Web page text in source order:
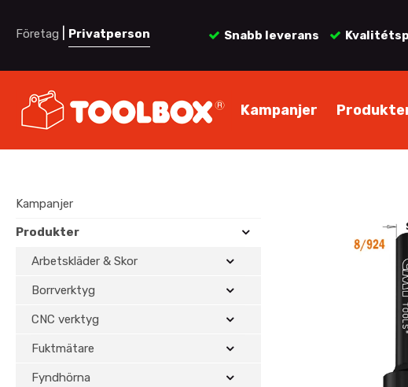
Företag Privatperson Snabb leverans
Kampanjer
Kampanjer
Produkter
Arbetskläder & Skor
Borrverktyg
CNC verktyg
Fuktmätare
Fyndhörna